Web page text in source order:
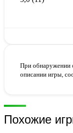
При обнаружении
описании игры,
Похожие